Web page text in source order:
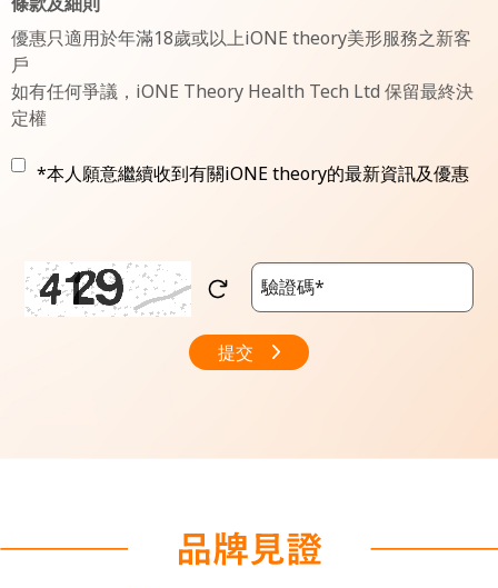
優惠只適用於年滿18歲或以上iONE theory美形服務之新客
戶
如有任何爭議，iONE Theory Health Tech Ltd 保留最終決
定權
*本人願意繼續收到有關iONE theory的最新資訊及優惠
提交